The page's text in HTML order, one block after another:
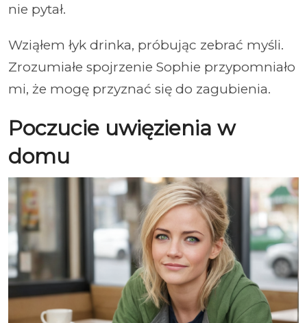
nie pytał.
Wziąłem łyk drinka, próbując zebrać myśli.
Zrozumiałe spojrzenie Sophie przypomniało
mi, że mogę przyznać się do zagubienia.
Poczucie uwięzienia w
domu